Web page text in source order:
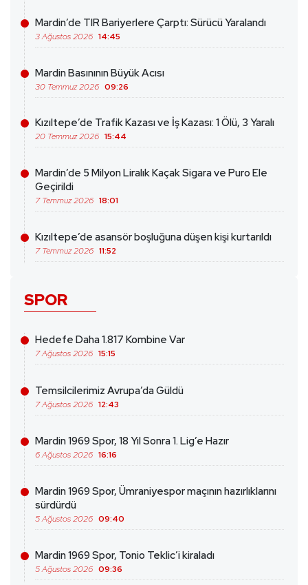
Mardin’de TIR Bariyerlere Çarptı: Sürücü Yaralandı
3 Ağustos 2026 14:45
Mardin Basınının Büyük Acısı
30 Temmuz 2026 09:26
Kızıltepe’de Trafik Kazası ve İş Kazası: 1 Ölü, 3 Yaralı
20 Temmuz 2026 15:44
Mardin’de 5 Milyon Liralık Kaçak Sigara ve Puro Ele
Geçirildi
7 Temmuz 2026 18:01
Kızıltepe’de asansör boşluğuna düşen kişi kurtarıldı
7 Temmuz 2026 11:52
SPOR
Hedefe Daha 1.817 Kombine Var
7 Ağustos 2026 15:15
Temsilcilerimiz Avrupa’da Güldü
7 Ağustos 2026 12:43
Mardin 1969 Spor, 18 Yıl Sonra 1. Lig’e Hazır
6 Ağustos 2026 16:16
Mardin 1969 Spor, Ümraniyespor maçının hazırlıklarını
sürdürdü
5 Ağustos 2026 09:40
Mardin 1969 Spor, Tonio Teklic’i kiraladı
5 Ağustos 2026 09:36